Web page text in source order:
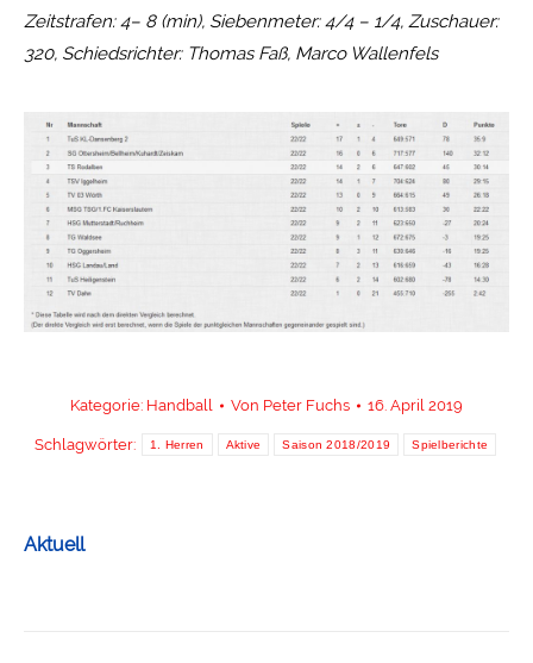
Zeitstrafen: 4– 8 (min), Siebenmeter: 4/4 – 1/4, Zuschauer:
320, Schiedsrichter: Thomas Faß, Marco Wallenfels
Kategorie: Handball Von Peter Fuchs 16. April 2019
Schlagwörter: 1. Herren Aktive Saison 2018/2019 Spielberichte
Aktuell